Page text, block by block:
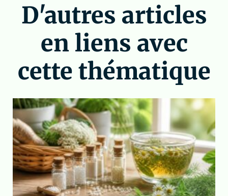
D'autres articles
en liens avec
cette thématique